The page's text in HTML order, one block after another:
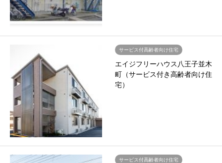
サービス付高齢者向け住宅
エイジフリーハウス八王子並木
町（サービス付き高齢者向け住
宅）
サービス付高齢者向け住宅